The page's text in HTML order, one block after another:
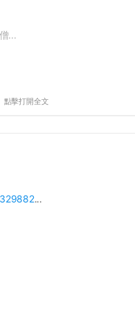
...
點擊打開全文
...